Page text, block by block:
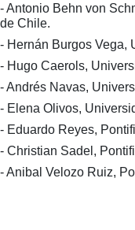
- Antonio Behn von
de Chile.
- Hernán Burgos Vega,
- Hugo Caerols,
- Andrés Navas,
- Elena Olivos,
- Eduardo Reyes,
- Christian Sadel,
- Anibal Velozo Ruiz,